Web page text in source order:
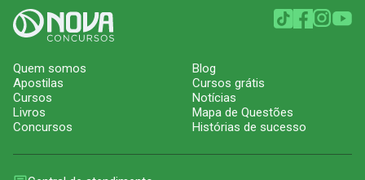
Quem somos
Apostilas
Cursos
Livros
Concursos
Blog
Cursos grátis
Notícias
Mapa de Questões
Histórias de sucesso